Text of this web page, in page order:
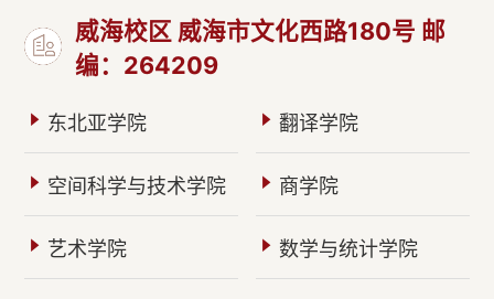
威海校区 威海市文化西路180号 邮
编：264209
东北亚学院 翻译学院
空间科学与技术学院 商学院
艺术学院 数学与统计学院